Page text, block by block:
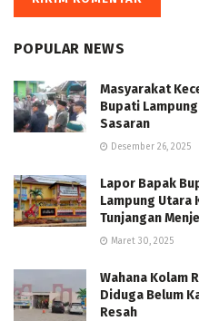
POPULAR NEWS
Masyarakat
Bupati
Sasaran
Desember 26, 2025
Lapor Bapak
Lampung Utara
Tunjangan
Maret 30, 2025
Wahana Kolam
Diduga Belum
Resah